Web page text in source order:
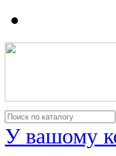
У вашому